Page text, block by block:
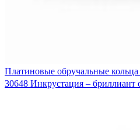
Платиновые обручальные
30648 Инкрустация – бриллиант